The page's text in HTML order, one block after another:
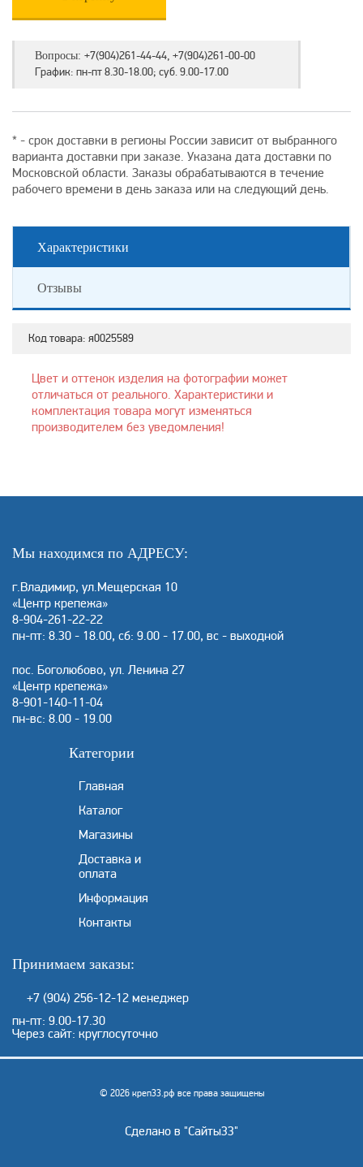
Вопросы: +7(904)261-44-44, +7(904)261-00-00
График: пн-пт 8.30-18.00; суб. 9.00-17.00
* - срок доставки в регионы России зависит от выбранного
варианта доставки при заказе. Указана дата доставки по
Московской области. Заказы обрабатываются в течение
рабочего времени в день заказа или на следующий день.
Характеристики
Отзывы
Код товара: я0025589
Цвет и оттенок изделия на фотографии может
отличаться от реального. Характеристики и
комплектация товара могут изменяться
производителем без уведомления!
Мы находимся по АДРЕСУ:
г.Владимир, ул.Мещерская 10
«Центр крепежа»
8-904-261-22-22
пн-пт: 8.30 - 18.00, сб: 9.00 - 17.00, вс - выходной
пос. Боголюбово, ул. Ленина 27
«Центр крепежа»
8-901-140-11-04
пн-вс: 8.00 - 19.00
Категории
Главная
Каталог
Магазины
Доставка и
оплата
Информация
Контакты
Принимаем заказы:
+7 (904) 256-12-12 менеджер
пн-пт: 9.00-17.30
Через сайт: круглосуточно
© 2026 креп33.рф все права защищены
Сделано в "Сайты33"